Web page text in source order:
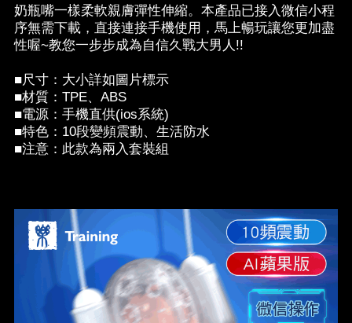
奶瓶嘴一樣柔軟親膚彈性伸縮。本產品已接入微信小程
序無需下載，直接連接手機使用，馬上暢玩讓您更加盡
性喔~教您一步步成為自信久戰大男人!!
■尺寸：大小詳如圖片標示
■材質：TPE、ABS
■電源：手機直供(ios系統)
■特色：10段變頻震動、生活防水
■注意：此款為兩入套裝組